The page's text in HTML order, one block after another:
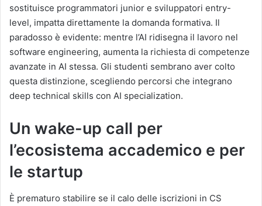
sostituisce programmatori junior e sviluppatori entry-
level, impatta direttamente la domanda formativa. Il
paradosso è evidente: mentre l’AI ridisegna il lavoro nel
software engineering, aumenta la richiesta di competenze
avanzate in AI stessa. Gli studenti sembrano aver colto
questa distinzione, scegliendo percorsi che integrano
deep technical skills con AI specialization.
Un wake-up call per
l’ecosistema accademico e per
le startup
È prematuro stabilire se il calo delle iscrizioni in CS